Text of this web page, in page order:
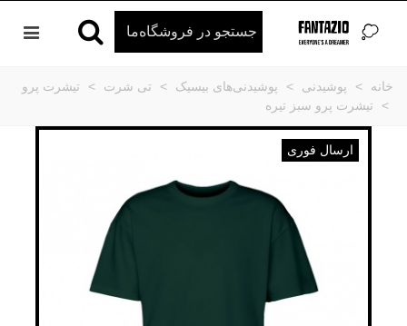
خانه > پوشیدنی > پوشیدنی‌های بیسیک > تی شرت >
تیشرت پرو
>
تیشرت پرو سبز تیره
ارسال فوری